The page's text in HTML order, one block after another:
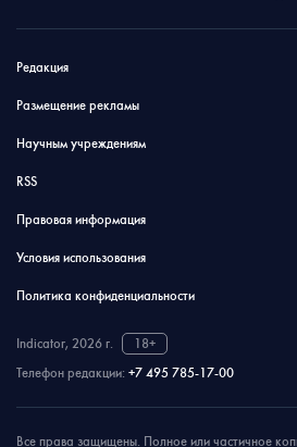
Редакция
Размещение рекламы
Научным учреждениям
RSS
Правовая информация
Условия использования
Политика конфиденциальности
Indicator, 2026 г.
18+
Телефон редакции: +7 495 785-17-00
Все права защищены. Полное или частичное